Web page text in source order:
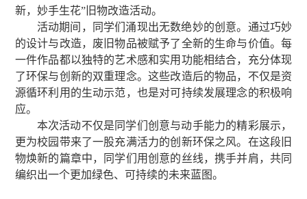
新，妙手生花”旧物改造活动。
活动期间，同学们涌现出无数绝妙的创意。通过巧妙
的设计与改造，废旧物品被赋予了全新的生命与价值。每
一件作品都以独特的艺术感和实用功能相结合，充分体现
了环保与创新的双重理念。这些改造后的物品，不仅是资
源循环利用的生动示范，也是对可持续发展理念的积极响
应。
本次活动不仅是同学们创意与动手能力的精彩展示，
更为校园带来了一股充满活力的创新环保之风。在这段旧
物焕新的篇章中，同学们用创意的丝线，携手并肩，共同
编织出一个更加绿色、可持续的未来蓝图。